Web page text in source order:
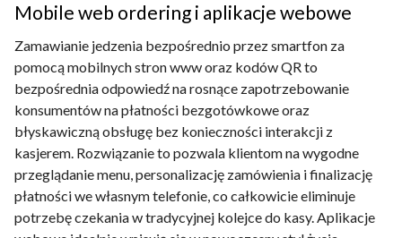
Mobile web ordering i aplikacje webowe
Zamawianie jedzenia bezpośrednio przez smartfon za
pomocą mobilnych stron www oraz kodów QR to
bezpośrednia odpowiedź na rosnące zapotrzebowanie
konsumentów na płatności bezgotówkowe oraz
błyskawiczną obsługę bez konieczności interakcji z
kasjerem. Rozwiązanie to pozwala klientom na wygodne
przeglądanie menu, personalizację zamówienia i finalizację
płatności we własnym telefonie, co całkowicie eliminuje
potrzebę czekania w tradycyjnej kolejce do kasy. Aplikacje